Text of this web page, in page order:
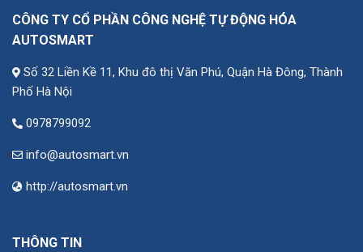
CÔNG TY CỔ PHẦN CÔNG NGHỆ TỰ ĐỘNG HÓA
AUTOSMART
Số 32 Liền Kề 11, Khu đô thị Văn Phú, Quận Hà Đông, Thành
Phố Hà Nội
0978799092
info@autosmart.vn
http://autosmart.vn
THÔNG TIN